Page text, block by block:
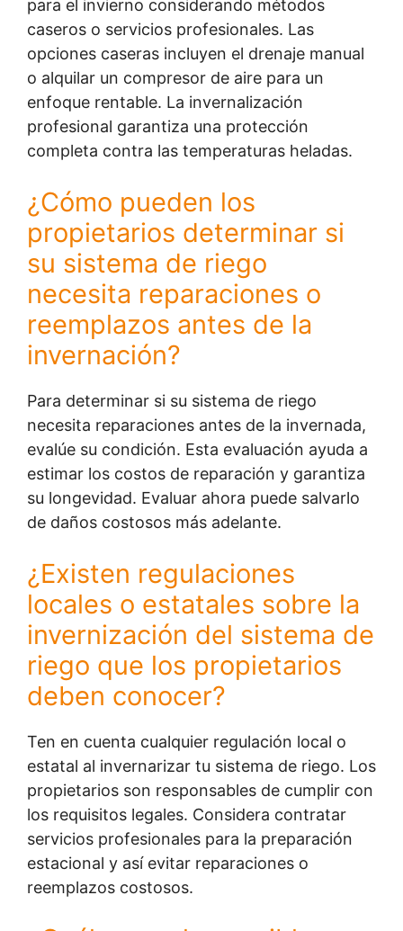
para el invierno considerando métodos
caseros o servicios profesionales. Las
opciones caseras incluyen el drenaje manual
o alquilar un compresor de aire para un
enfoque rentable. La invernalización
profesional garantiza una protección
completa contra las temperaturas heladas.
¿Cómo pueden los
propietarios determinar si
su sistema de riego
necesita reparaciones o
reemplazos antes de la
invernación?
Para determinar si su sistema de riego
necesita reparaciones antes de la invernada,
evalúe su condición. Esta evaluación ayuda a
estimar los costos de reparación y garantiza
su longevidad. Evaluar ahora puede salvarlo
de daños costosos más adelante.
¿Existen regulaciones
locales o estatales sobre la
invernización del sistema de
riego que los propietarios
deben conocer?
Ten en cuenta cualquier regulación local o
estatal al invernarizar tu sistema de riego. Los
propietarios son responsables de cumplir con
los requisitos legales. Considera contratar
servicios profesionales para la preparación
estacional y así evitar reparaciones o
reemplazos costosos.